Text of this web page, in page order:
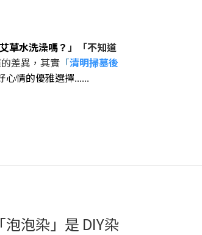
草水洗澡嗎？」「不知道
差異，其實 「清明掃墓後
心情的優雅選擇......
泡染」是 DIY染